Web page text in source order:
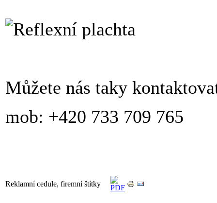
Můžete nás taky
mob: +420 733 709 765
Reklamní cedule, firemní štítky